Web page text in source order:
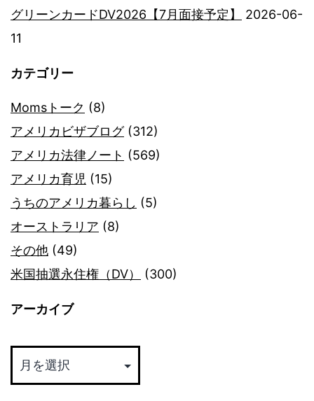
グリーンカードDV2026【7月面接予定】
2026-06-
11
カテゴリー
Momsトーク (8)
アメリカビザブログ(312)
アメリカ法律ノート (569)
アメリカ育児 (15)
うちのアメリカ暮らし (5)
オーストラリア (8)
その他 (49)
米国抽選永住権（DV）
(300)
アーカイブ
カ